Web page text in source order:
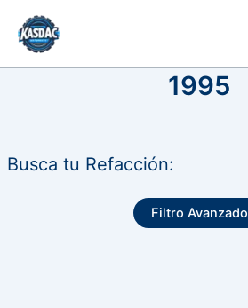
contenido
1995
Busca tu Refacción:
Filtro Avanzado